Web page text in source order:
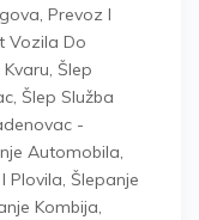
, Prevoz I
Vozila Do
, Šlep
, Šlep Služba
-
Automobila,
Plovila, Šlepanje
Kombija,